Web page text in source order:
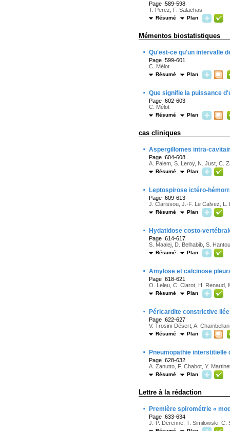
Page :589-598
T. Perez, F. Salachas
Résumé Plan
Mémentos biostatistiques
· Qu'est-ce qu'un intervalle
Page :599-601
C. Mélot
Résumé Plan
· Que signifie la puissance
Page :602-603
C. Mélot
Résumé Plan
cas cliniques
· Aspergillomes intra-
Page :604-608
A. Palem, S. Leroy, N. Just, C.
Résumé Plan
· Leptospirose ictéro-
Page :609-613
J. Clarissou, J.-F. Le Calvez, L.
Résumé Plan
· Hydatidose costo-
Page :614-617
S. Maalej, D. Belhabib, S.
Résumé Plan
· Amylose et calcinose
Page :618-621
O. Leleu, C. Clarot, H. Renaud,
Résumé Plan
· Péricardite constrictive
Page :622-627
V. Trosini-Désert, A.
Résumé Plan
· Pneumopathie
Page :628-632
A. Zanutto, F. Chabot, Y.
Résumé Plan
Lettre à la rédaction
· Première spirométrie «
Page :633-634
J.-P. Derenne, T. Similowski, C.